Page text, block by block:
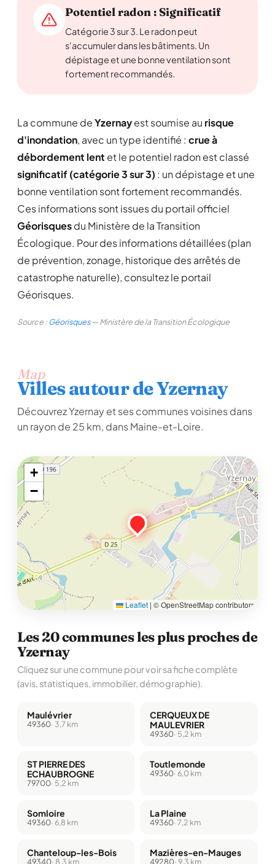
Potentiel radon : Significatif
Catégorie 3 sur 3. Le radon peut
s'accumuler dans les bâtiments. Un
dépistage et une bonne ventilation sont
fortement recommandés.
La commune deYzernayest soumise au risque
d'inondation, avec un type identifié : crue à
débordement lent et le potentiel radon est classé
significatif (catégorie 3 sur 3) : un dépistage et une
bonne ventilation sont fortement recommandés.
Ces informations sont issues du portail officiel
Géorisquesdu Ministère de la Transition
Écologique. Pour des informations détaillées (plan
de prévention, zonage, historique des arrêtés de
catastrophe naturelle), consultez le portail
Géorisques.
Source :Géorisques— Ministère de la Transition Écologique
Map
Villes autour de Yzernay
Découvrez Yzernay et ses communes voisines dans
un rayon de 25 km, dans Maine-et-Loire.
+
−
Leaflet | © OpenStreetMap contributors
Les 20 communes les plus proches de
Yzernay
Cliquez sur une commune pour voir sa fiche complète
(avis, statistiques, immobilier, démographie).
Maulévrier
49360· 3,7 km
CERQUEUX DE
MAULEVRIER
49360· 5,2 km
ST PIERRE DES
ECHAUBROGNE
79700· 5,2 km
Toutlemonde
49360· 6,0 km
Somloire
49360· 6,8 km
La Plaine
49360· 7,2 km
Chanteloup-les-Bois
49340· 8,3 km
Mazières-en-Mauges
49280· 9,3 km